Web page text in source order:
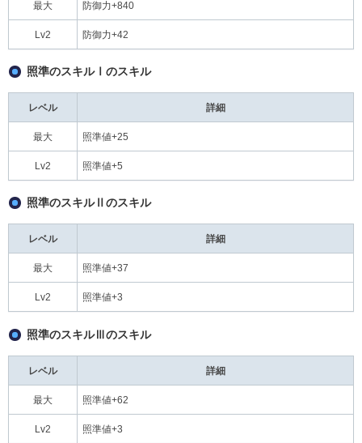
最大 防御力+840
Lv2 防御力+42
照準のスキルⅠのスキル
レベル 詳細
最大 照準値+25
Lv2 照準値+5
照準のスキルⅡのスキル
レベル 詳細
最大 照準値+37
Lv2 照準値+3
照準のスキルⅢのスキル
レベル 詳細
最大 照準値+62
Lv2 照準値+3